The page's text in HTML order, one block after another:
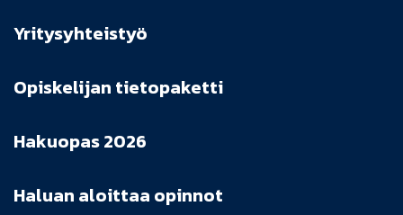
Haluan aloittaa opinnot
Yritysyhteistyö
Opiskelijan tietopaketti
Hakuopas 2026